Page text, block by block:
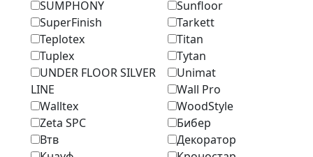
SUMPHONY
Sunfloor
SuperFinish
Tarkett
Teplotex
Titan
Tuplex
Tytan
UNDER FLOOR SILVER
LINE
Unimat
Wall Pro
Walltex
WoodStyle
Zeta SPC
Бибер
Втв
Декоратор